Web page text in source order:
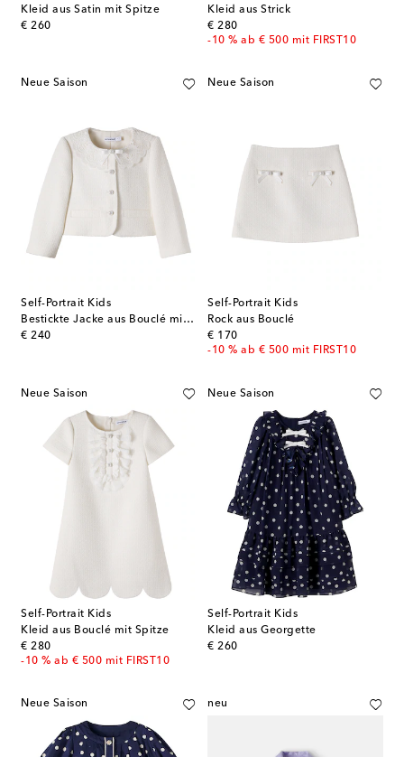
Kleid aus Satin mit Spitze
€ 260
original price
Kleid aus Strick
€ 280
original price
-10 % ab € 500 mit FIRST10
Neue Saison
Self-Portrait Kids
Bestickte Jacke aus Bouclé mit Spitze
€ 240
original price
Neue Saison
Self-Portrait Kids
Rock aus Bouclé
€ 170
original price
-10 % ab € 500 mit FIRST10
Neue Saison
Self-Portrait Kids
Kleid aus Bouclé mit Spitze
€ 280
original price
-10 % ab € 500 mit FIRST10
Neue Saison
Self-Portrait Kids
Kleid aus Georgette
€ 260
original price
Neue Saison neu